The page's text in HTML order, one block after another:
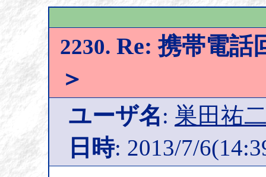
2230. Re: 携帯電話
＞
ユーザ名: 巣田祐
日時: 2013/7/